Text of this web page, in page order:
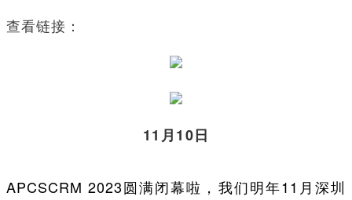
查看链接：
11月10日
APCSCRM 2023圆满闭幕啦，我们明年11月深圳